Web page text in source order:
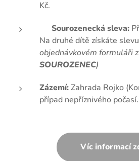
Kč.
Sourozenecká sleva:
Na druhé dítě získáte slevu
objednávkovém formuláři
SOUROZENEC)
Zázemí:Zahrada Rojko
případ nepříznivého počasí.
Víc informací